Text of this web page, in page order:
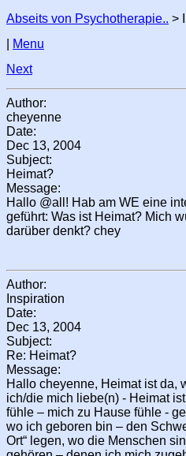
Abseits von Psychotherapie.. >
Menu
Next
Author:
cheyenne
Date:
Dec 13, 2004
Subject:
Heimat?
Message:
Hallo @all! Hab am WE eine
geführt: Was ist Heimat? Mich
darüber denkt? chey
Author:
Inspiration
Date:
Dec 13, 2004
Subject:
Re: Heimat?
Message:
Hallo cheyenne, Heimat ist da,
ich/die mich liebe(n) - Heimat
fühle – mich zu Hause fühle -
wo ich geboren bin – den
Ort“ legen, wo die Menschen